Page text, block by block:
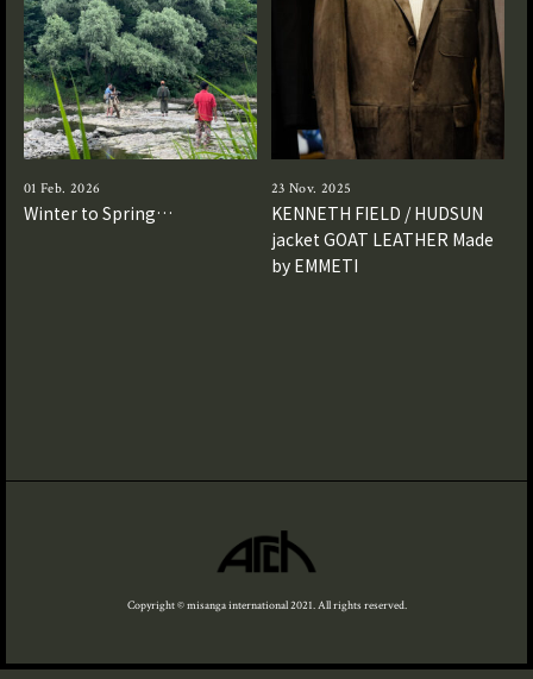
01 Feb. 2026
Winter to Spring…
23 Nov. 2025
KENNETH FIELD / HUDSUN
jacket GOAT LEATHER Made
by EMMETI
Copyright © misanga international 2021. All rights reserved.